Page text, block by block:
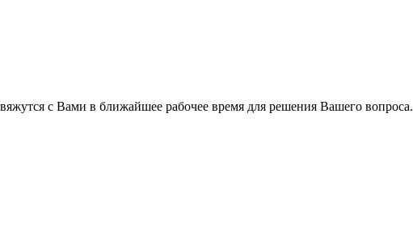
с Вами в ближайшее рабочее время для решения Вашего вопроса.